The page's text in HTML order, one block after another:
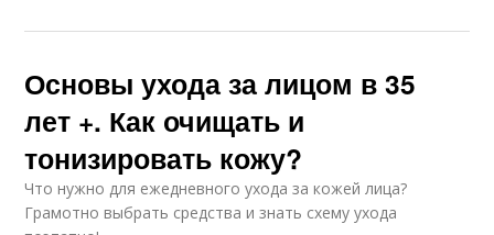
Основы ухода за лицом в 35
лет +. Как очищать и
тонизировать кожу?
Что нужно для ежедневного ухода за кожей лица?
Грамотно выбрать средства и знать схему ухода